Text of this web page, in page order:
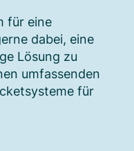
für eine
dabei, eine
Lösung zu
umfassenden
für